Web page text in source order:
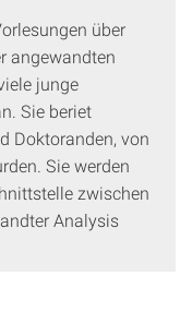
über
angewandten
junge
Sie beriet
Doktoranden, von
Sie werden
zwischen
Analysis